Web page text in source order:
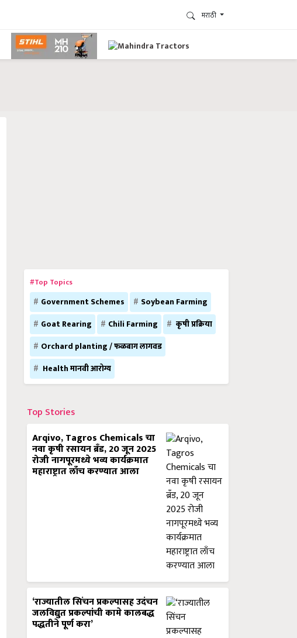
मराठी
#Top Topics
Government Schemes
Soybean Farming
Goat Rearing
Chili Farming
कृषी प्रक्रिया
Orchard planting / फळबाग लागवड
Health मानवी आरोग्य
Top Stories
Arqivo, Tagros Chemicals चा
नवा कृषी रसायन ब्रँड, 20 जून 2025
रोजी नागपूरमध्ये भव्य कार्यक्रमात
महाराष्ट्रात लाँच करण्यात आला
‘राज्यातील सिंचन प्रकल्पासह उदंचन
जलविद्युत प्रकल्पांची कामे कालबद्ध
पद्धतीने पूर्ण करा’